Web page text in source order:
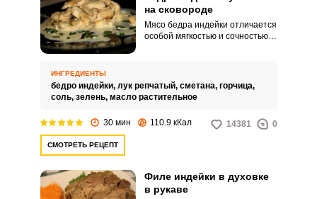
на сковороде
Мясо бедра индейки отличается
особой мягкостью и сочностью.
ИНГРЕДИЕНТЫ
бедро индейки, лук репчатый, сметана, горчица,
соль, зелень, масло растительное
30 мин 110.9 кКал 14381 0
СМОТРЕТЬ РЕЦЕПТ
Филе индейки в духовке
в рукаве